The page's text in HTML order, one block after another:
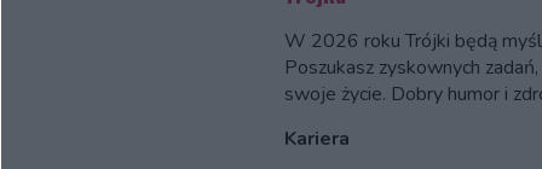
W 2026 roku Trójki będą
Poszukasz zyskownych
swoje życie. Dobry humor i
Kariera